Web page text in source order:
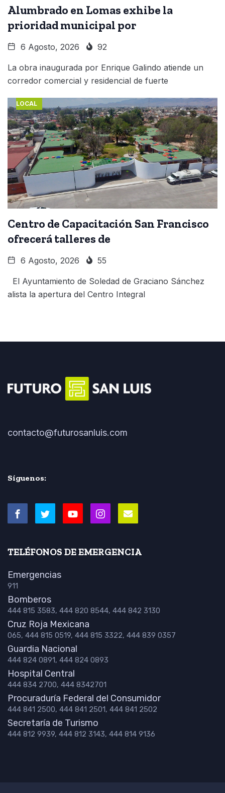
Alumbrado en Lomas exhibe la
prioridad municipal por
6 Agosto, 2026 92
La obra inaugurada por Enrique Galindo atiende un
corredor comercial y residencial de fuerte
LOCAL
Centro de Capacitación San Francisco
ofrecerá talleres de
6 Agosto, 2026 55
El Ayuntamiento de Soledad de Graciano Sánchez
alista la apertura del Centro Integral
contacto@futurosanluis.com
Síguenos:
TELÉFONOS DE EMERGENCIA
Emergencias
911
Bomberos
444 815 3583, 444 820 8544, 444 842 3130
Cruz Roja Mexicana
065, 444 815 0519, 444 815 3322, 444 839 0357
Guardia Nacional
444 824 0891, 444 824 0893
Hospital Central
444 834 2700, 444 8342701
Procuraduría Federal del Consumidor
444 841 2500, 444 841 2501, 444 841 2502
Secretaría de Turismo
444 812 9939, 444 812 3143, 444 814 9136